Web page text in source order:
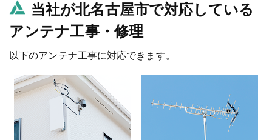
当社が北名古屋市で対応している
アンテナ工事・修理
以下のアンテナ工事に対応できます。